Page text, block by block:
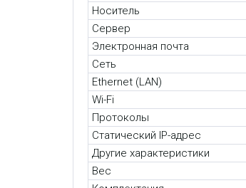
Носитель
Сервер
Электронная почта
Сеть
Ethernet (LAN)
Wi-Fi
Протоколы
Статический IP-адрес
Другие характеристики
Вес